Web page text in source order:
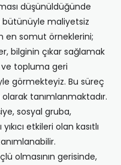
düşünüldüğünde
bütünüyle maliyetsiz
en somut örneklerini;
bilginin çıkar sağlamak
ve topluma geri
görmekteyiz. Bu süreç
tanımlanmaktadır.
sosyal gruba,
etkileri olan kasıtlı
olmasının gerisinde,